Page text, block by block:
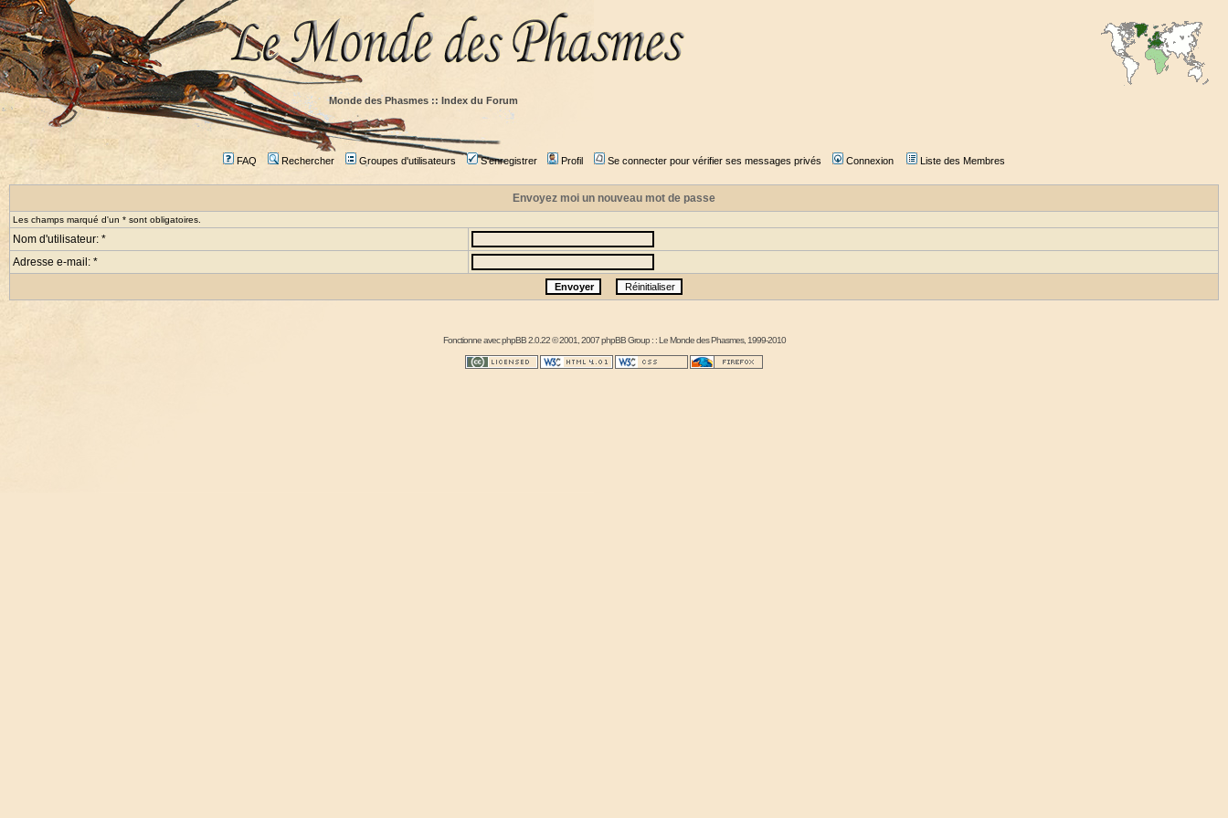
Monde des Phasmes :: Index du Forum
FAQ Rechercher Groupes d'utilisateurs S'enregistrer Profil Se connecter pour vérifier ses messages privés Connexion Liste des Membres
Envoyez moi un nouveau mot de passe
Les champs marqué d'un * sont obligatoires.
Nom d'utilisateur: *
Adresse e-mail: *
Fonctionne avecphpBB2.0.22 © 2001, 2007 phpBB Group : :Le Monde des Phasmes, 1999-2010